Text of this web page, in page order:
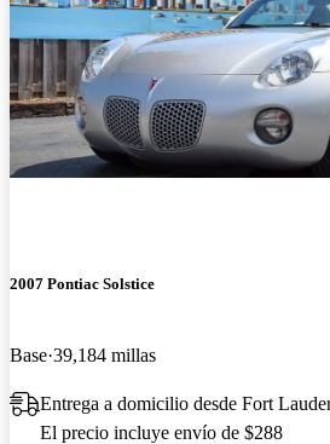
2007 Pontiac Solstice
Base 39,184 millas
Entrega a domicilio desde Fort
El precio incluye envío de $288